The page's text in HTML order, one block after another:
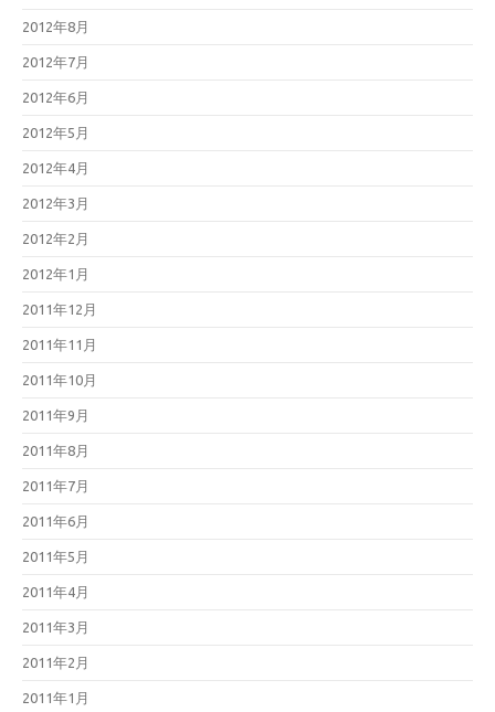
2012年8月
2012年7月
2012年6月
2012年5月
2012年4月
2012年3月
2012年2月
2012年1月
2011年12月
2011年11月
2011年10月
2011年9月
2011年8月
2011年7月
2011年6月
2011年5月
2011年4月
2011年3月
2011年2月
2011年1月